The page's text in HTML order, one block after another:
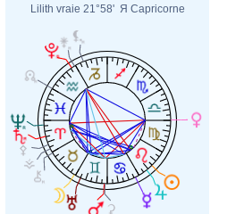
Lilith vraie 21°58' Я Capricorne